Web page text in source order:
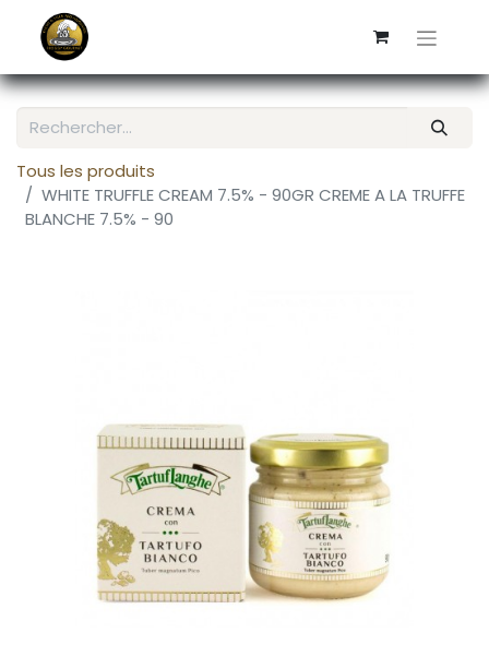
Tous les produits
WHITE TRUFFLE CREAM 7.5% - 90GR CREME A LA TRUFFE
BLANCHE 7.5% - 90